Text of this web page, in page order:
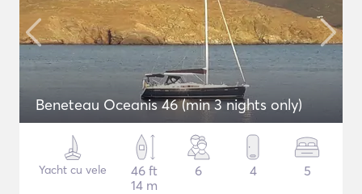
Beneteau Oceanis 46 (min 3 nights only)
Yacht cu vele
46 ft
14 m
6 4 5